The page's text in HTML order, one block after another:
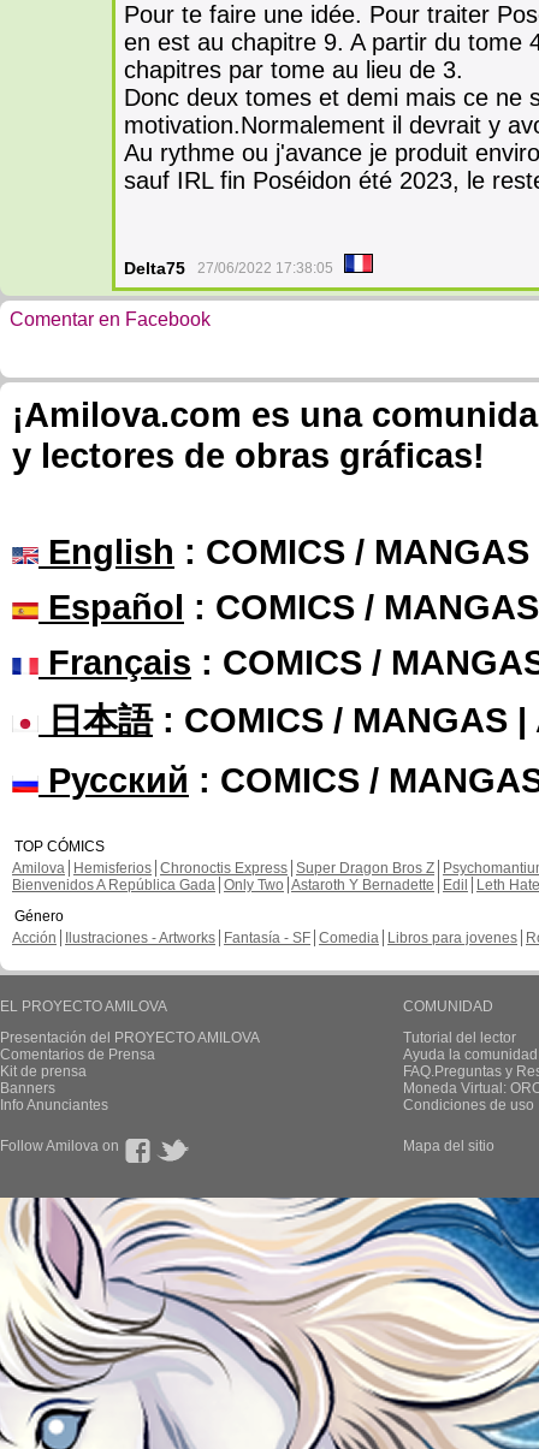
Pour te faire une idée. Pour traiter
en est au chapitre 9. A partir du tome
chapitres par tome au lieu de 3.
Donc deux tomes et demi mais ce ne
motivation.Normalement il devrait y
Au rythme ou j'avance je produit
sauf IRL fin Poséidon été 2023, le
Delta75 27/06/2022 17:38:05
Comentar en Facebook
¡Amilova.com es una
y lectores de obras gráficas!
English : COMICS /
Español : COMICS /
Français : COMICS /
日本語: COMICS / MANGAS |
Русский : COMICS /
TOP CÓMICS
Amilova
Hemisferios Chronoctis Express Super Dragon Bros Z
Bienvenidos A República Gada Only Two Astaroth Y Bernadette Edil
Leth Hate
Género
Acción
Ilustraciones - Artworks Fantasía - SF Comedia Libros para jovenes
EL PROYECTO AMILOVA
Presentación del PROYECTO AMILOVA
Comentarios de Prensa
Kit de prensa
Banners
Info Anunciantes
COMUNIDAD
Tutorial del lector
Ayuda la
FAQ.Preguntas y
Moneda Virtual:
Condiciones de uso
Follow Amilova on Mapa del sitio